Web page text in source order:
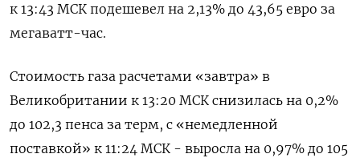
к 13:43 МСК подешевел на 2,13% до 43,65 евро за
мегаватт-час.
Стоимость газа расчетами «завтра» в
Великобритании к 13:20 МСК снизилась на 0,2%
до 102,3 пенса за терм, с «немедленной
поставкой» к 11:24 МСК - выросла на 0,97% до 105